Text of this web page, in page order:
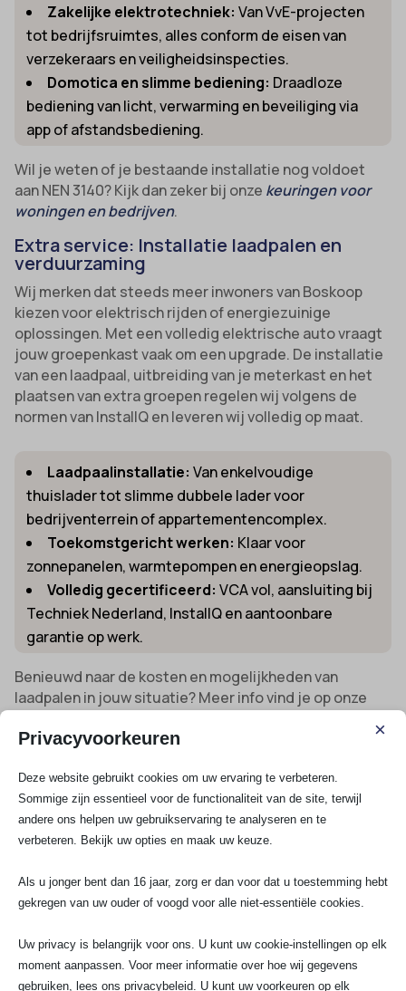
Zakelijke elektrotechniek: Van VvE-projecten
tot bedrijfsruimtes, alles conform de eisen van
verzekeraars en veiligheidsinspecties.
Domotica en slimme bediening: Draadloze
bediening van licht, verwarming en beveiliging via
app of afstandsbediening.
Wil je weten of je bestaande installatie nog voldoet
aan NEN 3140? Kijk dan zeker bij onze keuringen voor
woningen en bedrijven.
Extra service: Installatie laadpalen en
verduurzaming
Wij merken dat steeds meer inwoners van Boskoop
kiezen voor elektrisch rijden of energiezuinige
oplossingen. Met een volledig elektrische auto vraagt
jouw groepenkast vaak om een upgrade. De installatie
van een laadpaal, uitbreiding van je meterkast en het
plaatsen van extra groepen regelen wij volgens de
normen van InstallQ en leveren wij volledig op maat.
Laadpaalinstallatie: Van enkelvoudige
thuislader tot slimme dubbele lader voor
bedrijventerrein of appartementencomplex.
Toekomstgericht werken: Klaar voor
zonnepanelen, warmtepompen en energieopslag.
Volledig gecertificeerd: VCA vol, aansluiting bij
Techniek Nederland, InstallQ en aantoonbare
garantie op werk.
Benieuwd naar de kosten en mogelijkheden van
laadpalen in jouw situatie? Meer info vind je op onze
Kies voor SA Elektro Experts: Zekerheid
voor ieder project in Boskoop
Alle klanten uit Boskoop en omgeving profiteren van
onze ervaring, heldere tarieven en 100 procent
tevredenheidsgarantie. Wij leveren altijd maatwerk, of
meterkast of de aanleg van volledig nieuwe elektra.
Vraag direct een prijsopgave aan voor jouw project en
op maat voor jouw elektra in Boskoop.
Privacyvoorkeuren ×
Deze website gebruikt cookies om uw ervaring te verbeteren.
Sommige zijn essentieel voor de functionaliteit van de site, terwijl
andere ons helpen uw gebruikservaring te analyseren en te
verbeteren. Bekijk uw opties en maak uw keuze.
Als u jonger bent dan 16 jaar, zorg er dan voor dat u toestemming hebt
gekregen van uw ouder of voogd voor alle niet-essentiële cookies.
Uw privacy is belangrijk voor ons. U kunt uw cookie-instellingen op elk
moment aanpassen. Voor meer informatie over hoe wij gegevens
gebruiken, lees ons privacybeleid. U kunt uw voorkeuren op elk